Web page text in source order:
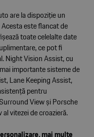
are la dispoziție un
este flancat de
toate celelalte date
ce pot fi
Night Vision Assist, cu
importante sisteme de
Lane Keeping Assist,
pentru
View și Porsche
vitezei de croazieră.
mai multe